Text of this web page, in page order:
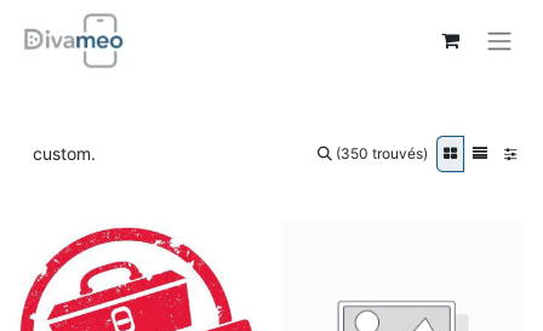
(350 trouvés)